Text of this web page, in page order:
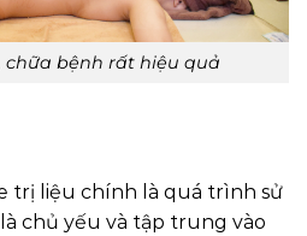
chữa bệnh rất hiệu quả
trị liệu chính là quá trình sử
chủ yếu và tập trung vào